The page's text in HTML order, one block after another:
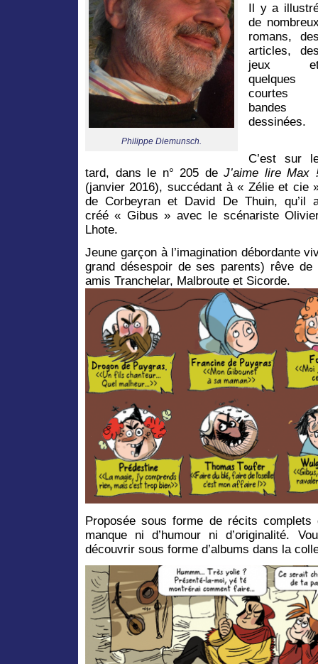
Philippe Diemunsch.
Il y a
de
romans,
articles,
jeux
quelques
courtes
bandes
dessinées.
C’est sur
tard, dans le n° 205 deJ’aime lire Max
(janvier 2016), succédant à « Zélie et cie
de Corbeyran et David De Thuin, qu’il
créé « Gibus » avec le scénariste
Lhote.
Jeune garçon à l’imagination débordante
grand désespoir de ses parents) rêve
amis Tranchelar, Malbroute et Sicorde.
Proposée sous forme de récits
manque ni d’humour ni d’originalité.
découvrir sous forme d’albums dans la